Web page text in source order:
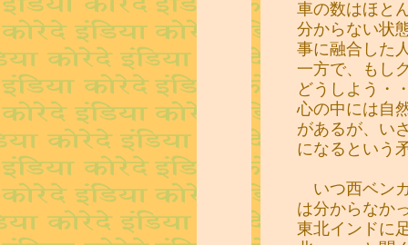
車の数はほと
分からない状
事に融合した
一方で、もし
どうしよう・
心の中には自
があるが、い
になるという
いつ西ベン
は分からなか
東北インドに